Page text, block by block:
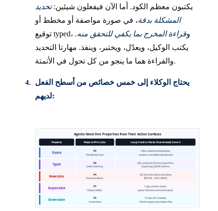
يكتبون معظم الكود. أما الآن فيفعلون شيئين:تحديد
المشكلة بدقة، في صورة مواصفة أو مخطط أو
توقيع typed، وقراءة المخرج بما يكفي للتحقق منه.
يكتب الوكيل، ويعدّل، ويختبر، وينفذ. مهارتا التحديد
والقراءة هما ما ينجو من كل تحول في الأتمتة.
يحتاج الوكلاء إلى خمس خصائص من أسطح الفعل
لديهم: